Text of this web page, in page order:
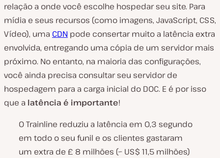
relação a onde você escolhe hospedar seu site. Para
mídia e seus recursos (como imagens, JavaScript, CSS,
Vídeo), uma CDN pode consertar muito a latência extra
envolvida, entregando uma cópia de um servidor mais
próximo. No entanto, na maioria das configurações,
você ainda precisa consultar seu servidor de
hospedagem para a carga inicial do DOC. E é por isso
que a latência é importante!
O Trainline reduziu a latência em 0,3 segundo
em todo o seu funil e os clientes gastaram
um extra de £ 8 milhões (~ US$ 11,5 milhões)